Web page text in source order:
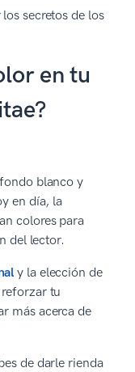
secretos de los
en tu
blanco y
en día, la
colores para
del lector.
y la elección de
tu
más acerca de
de darle rienda